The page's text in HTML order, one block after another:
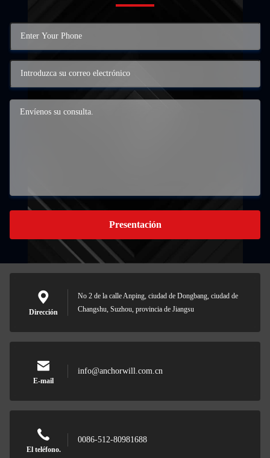
Presentación
Dirección
No 2 de la calle Anping, ciudad de Dongbang, ciudad de
Changshu, Suzhou, provincia de Jiangsu
E-mail
info@anchorwill.com.cn
El teléfono.
0086-512-80981688